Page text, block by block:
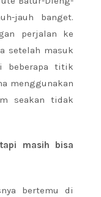
jauh banget.
perjalan ke
setelah masuk
beberapa titik
menggunakan
seakan tidak
masih bisa
bertemu di